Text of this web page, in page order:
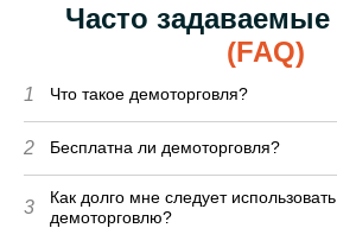
Часто задаваемые
(FAQ)
1 Что такое демоторговля?
2 Бесплатна ли демоторговля?
3
Как долго мне следует использовать
демоторговлю?